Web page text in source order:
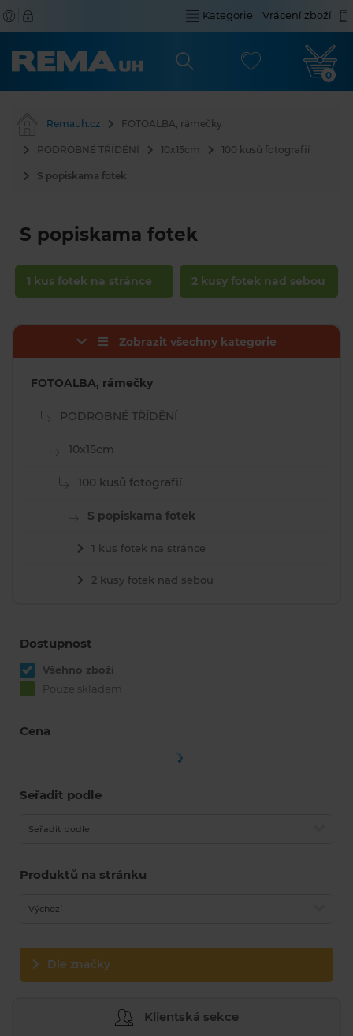
Kategorie Vrácení zboží
0
Remauh.cz FOTOALBA, rámečky
PODROBNÉ TŘÍDĚNÍ 10x15cm 100 kusů fotografií
S popiskama fotek
S popiskama fotek
1 kus fotek na stránce 2 kusy fotek nad sebou
Zobrazit všechny kategorie
FOTOALBA, rámečky
PODROBNÉ TŘÍDĚNÍ
10x15cm
100 kusů fotografií
S popiskama fotek
1 kus fotek na stránce
2 kusy fotek nad sebou
Dostupnost
Všehno zboží
Pouze skladem
Cena
Seřadit podle
Seřadit podle
Produktů na stránku
Výchozí
Dle značky
Klientská sekce